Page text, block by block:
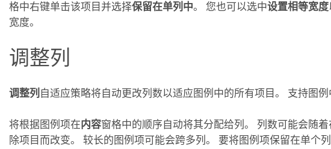
格中右键单击该项目并选择保留在单列中。 您也可以选中设置相等宽度
宽度。
调整列
调整列 自适应策略将自动更改列数以适应图例中的所有项目。 支持图例
将根据图例项在内容窗格中的顺序自动将其分配给列。 列数可能会随
除项目而改变。 较长的图例项可能会跨多列。 要将图例项保留在单个